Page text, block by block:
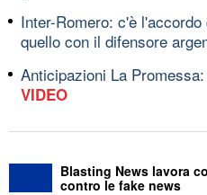
Inter-Romero: c'è
quello con il difensore
Anticipazioni La
VIDEO
Blasting News lavora
contro le fake news